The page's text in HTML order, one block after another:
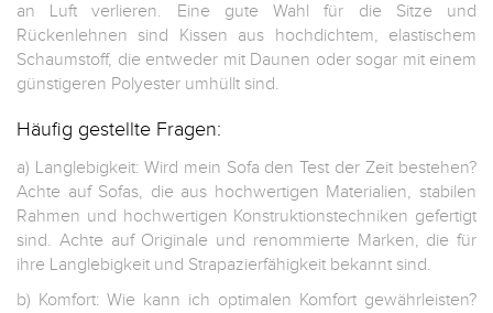
an Luft verlieren. Eine gute Wahl für die Sitze und
Rückenlehnen sind Kissen aus hochdichtem, elastischem
Schaumstoff, die entweder mit Daunen oder sogar mit einem
günstigeren Polyester umhüllt sind.
Häufig gestellte Fragen:
a) Langlebigkeit: Wird mein Sofa den Test der Zeit bestehen?
Achte auf Sofas, die aus hochwertigen Materialien, stabilen
Rahmen und hochwertigen Konstruktionstechniken gefertigt
sind. Achte auf Originale und renommierte Marken, die für
ihre Langlebigkeit und Strapazierfähigkeit bekannt sind.
b) Komfort: Wie kann ich optimalen Komfort gewährleisten?